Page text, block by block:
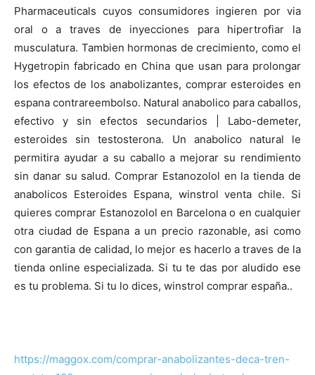
Pharmaceuticals cuyos consumidores ingieren por via
oral o a traves de inyecciones para hipertrofiar la
musculatura. Tambien hormonas de crecimiento, como el
Hygetropin fabricado en China que usan para prolongar
los efectos de los anabolizantes, comprar esteroides en
espana contrareembolso. Natural anabolico para caballos,
efectivo y sin efectos secundarios | Labo-demeter,
esteroides sin testosterona. Un anabolico natural le
permitira ayudar a su caballo a mejorar su rendimiento
sin danar su salud. Comprar Estanozolol en la tienda de
anabolicos Esteroides Espana, winstrol venta chile. Si
quieres comprar Estanozolol en Barcelona o en cualquier
otra ciudad de Espana a un precio razonable, asi como
con garantia de calidad, lo mejor es hacerlo a traves de la
tienda online especializada. Si tu te das por aludido ese
es tu problema. Si tu lo dices, winstrol comprar españa..
https://maggox.com/comprar-anabolizantes-deca-tren-